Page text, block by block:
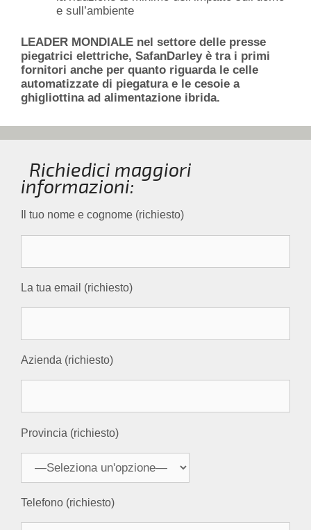
e sull’ambiente
LEADER MONDIALE nel settore delle presse
piegatrici elettriche, SafanDarley è tra i primi
fornitori anche per quanto riguarda le celle
automatizzate di piegatura e le cesoie a
ghigliottina ad alimentazione ibrida.
Richiedici maggiori
informazioni:
Il tuo nome e cognome (richiesto)
La tua email (richiesto)
Azienda (richiesto)
Provincia (richiesto)
Telefono (richiesto)